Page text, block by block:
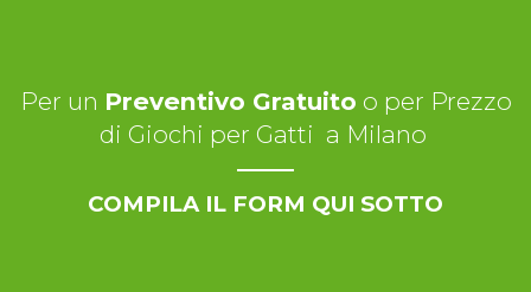
Per un Preventivo Gratuito o per Prezzo
di Giochi per Gatti a Milano
COMPILA IL FORM QUI SOTTO